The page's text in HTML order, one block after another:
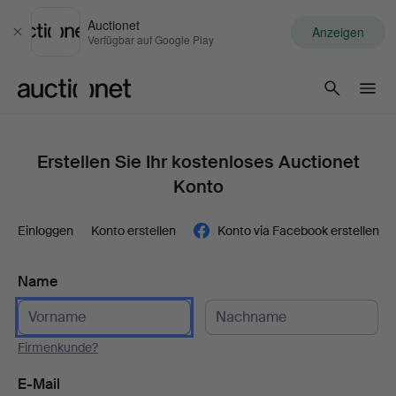
Schließen
Auctionet
Verfügbar auf Google Play Anzeigen
Erstellen Sie Ihr kostenloses Auctionet
Konto
Einloggen Konto erstellen Konto via Facebook erstellen
Name
Firmenkunde?
E-Mail